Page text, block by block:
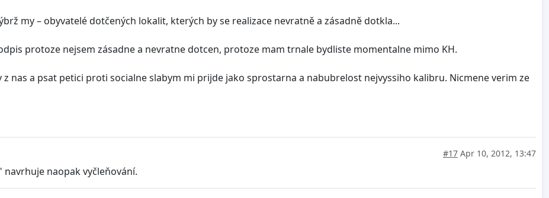
my – obyvatelé dotčených lokalit, kterých by se realizace nevratně a zásadně dotkla...
protoze nejsem zásadne a nevratne dotcen, protoze mam trnale bydliste momentalne mimo KH.
nas a psat petici proti socialne slabym mi prijde jako sprostarna a nabubrelost nejvyssiho kalibru. Nicmene verim ze
#17 Apr 10, 2012, 13:47
navrhuje naopak vyčleňování.